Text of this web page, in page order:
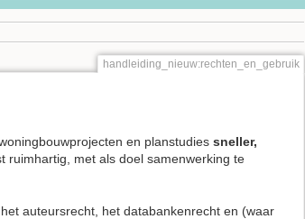
handleiding_nieuw:rechten_en_gebruik
en planstudies sneller,
met als doel samenwerking te
auteursrecht, het databankenrecht en (waar